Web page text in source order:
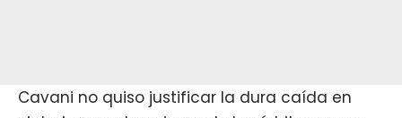
Cavani no quiso justificar la dura caída en